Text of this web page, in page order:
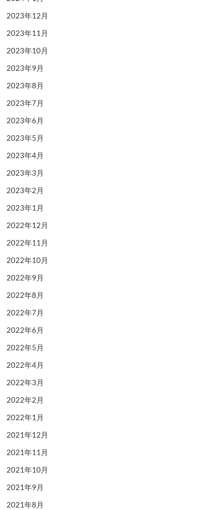
2023年12月
2023年11月
2023年10月
2023年9月
2023年8月
2023年7月
2023年6月
2023年5月
2023年4月
2023年3月
2023年2月
2023年1月
2022年12月
2022年11月
2022年10月
2022年9月
2022年8月
2022年7月
2022年6月
2022年5月
2022年4月
2022年3月
2022年2月
2022年1月
2021年12月
2021年11月
2021年10月
2021年9月
2021年8月